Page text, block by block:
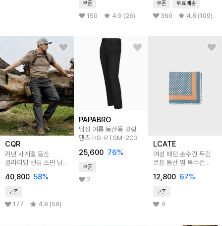
쿠폰
150 4.9 (26)
쿠폰 무료배송
360 4.8 (109)
CQR
러년 사계절 등산
클라이밍 밴딩 스판 남자
40,800 58%
쿠폰
177 4.9 (58)
PAPABRO
남성 여름 등산용 쿨링
팬츠 HS-PTSM-203
25,600 76%
쿠폰
2
LCATE
여성 패턴 손수건 두건
코튼 등산 땀 목수건
LDR172
12,800 67%
쿠폰
4